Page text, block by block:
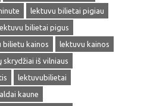
lektuvu bilietai pigiau
bilietai pigus
bilietu kainos
lektuvu kainos
skrydžiai iš vilniaus
lektuvubilietai
kaune